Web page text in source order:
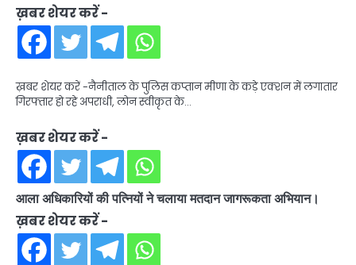
ख़बर शेयर करें -
ख़बर शेयर करें -नैनीताल के पुलिस कप्तान मीणा के कड़े एक्शन में लगातार
गिरफ्तार हो रहे अपराधी, लोन स्वीकृत के…
ख़बर शेयर करें -
आला अधिकारियों की पत्नियों ने चलाया मतदान जागरूकता अभियान।
ख़बर शेयर करें -